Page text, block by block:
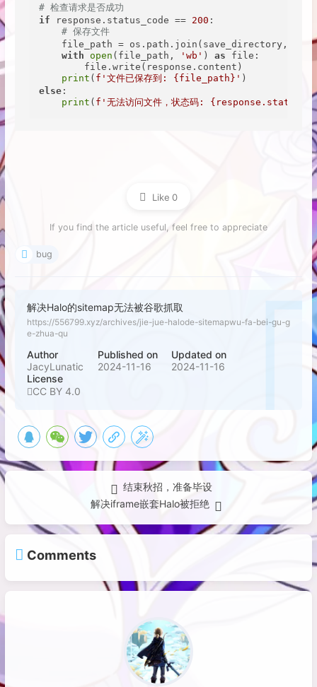
# 检查请求是否成功
if response.status_code == 200 :
# 保存文件
file_path = os.path.join(save_directory,
with
open(file_path, 'wb' ) as file:
        file.write(response.content)
print(f'文件已保存到: {file_path} '
else:
print(f'无法访问文件，状态码:
Like 0
If you find the article useful, feel free to appreciate
bug
解决Halo的sitemap无法被谷歌抓取
https://556799.xyz/archives/jie-jue-halode-sitemapwu-fa-bei-gu-g
e-zhua-qu
Author
JacyLunatic
Published on
2024-11-16
Updated on
2024-11-16
License
CC BY 4.0
结束秋招，准备毕设
解决iframe嵌套Halo被拒绝
Comments